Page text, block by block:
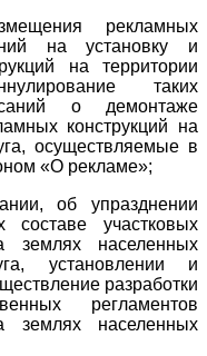
рекламных
на установку и
на территории
таких
о демонтаже
конструкций на
осуществляемые в
«О рекламе»;
об упразднении
участковых
землях населенных
установлении и
разработки
регламентов
землях населенных